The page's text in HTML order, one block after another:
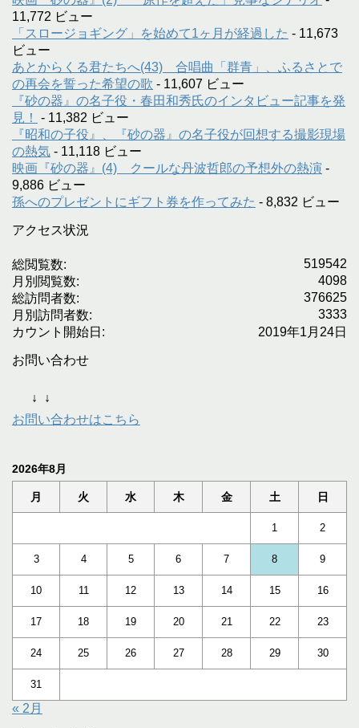
11,772 ビュー
「スロージョギング」を始めて1ヶ月が経過した - 11,673
ビュー
あとからくる君たちへ(43) 合唱曲「群青」、ふるさとで
の再会を誓った希望の歌 - 11,607 ビュー
『砂の器』の名子役・春田和秀氏のインタビュー記事を発
見！
- 11,382 ビュー
『昭和の子役』、『砂の器』の名子役が回想する撮影現場
の熱気 - 11,118 ビュー
映画『砂の器』(4) クールな丹波哲郎の予想外の熱演 -
9,886 ビュー
孫へのプレゼントにギフト券を作ってみた - 8,832 ビュー
アクセス状況
519542
総閲覧数:
4098
月別閲覧数:
376625
総訪問者数:
3333
月別訪問者数:
2019年1月24日
カウント開始日:
お問い合わせ
↓
↓
お問い合わせはこちら
2026年8月
月 火 水 木 金 土 日
1 2
3 4 5 6 7 8 9
10 11 12 13 14 15 16
17 18 19 20 21 22 23
24 25 26 27 28 29 30
31
« 2月